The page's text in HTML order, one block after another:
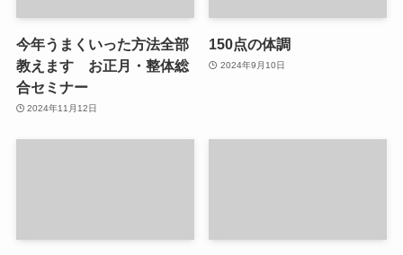
今年うまくいった方法全部
教えます お正月・整体総
合セミナー
2024年11月12日
150点の体調
2024年9月10日